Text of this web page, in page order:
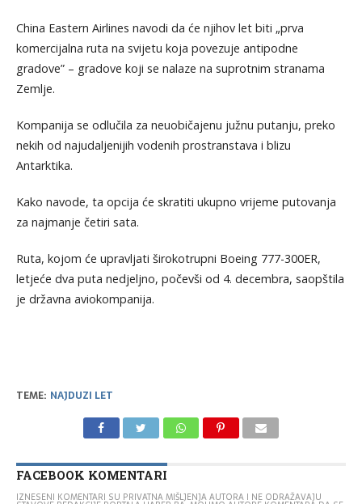
China Eastern Airlines navodi da će njihov let biti „prva
komercijalna ruta na svijetu koja povezuje antipodne
gradove” – gradove koji se nalaze na suprotnim stranama
Zemlje.
Kompanija se odlučila za neuobičajenu južnu putanju, preko
nekih od najudaljenijih vodenih prostranstava i blizu
Antarktika.
Kako navode, ta opcija će skratiti ukupno vrijeme putovanja
za najmanje četiri sata.
Ruta, kojom će upravljati širokotrupni Boeing 777-300ER,
letjeće dva puta nedjeljno, počevši od 4. decembra, saopštila
je državna aviokompanija.
TEME: NAJDUZI LET
FACEBOOK KOMENTARI
IZNESENI KOMENTARI SU PRIVATNA MIŠLJENJA AUTORA I NE ODRAŽAVAJU